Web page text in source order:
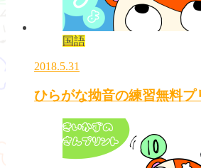
国語
2018.5.31
ひらがな拗音の練習無料プ